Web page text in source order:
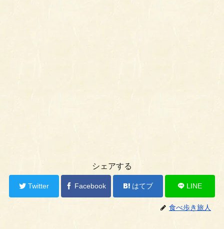
シェアする
Twitter Facebook はてブ LINE
食べ歩き旅人